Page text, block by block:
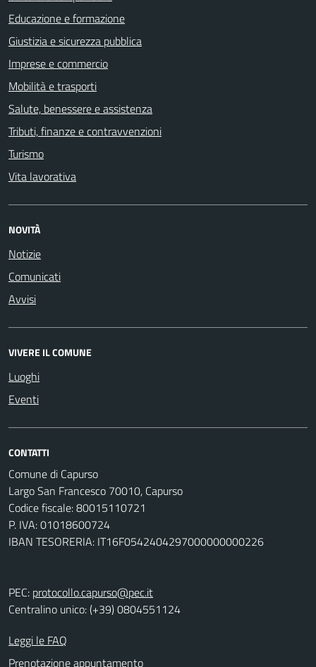
Educazione e formazione
Giustizia e sicurezza pubblica
Imprese e commercio
Mobilità e trasporti
Salute, benessere e assistenza
Tributi, finanze e contravvenzioni
Turismo
Vita lavorativa
NOVITÀ
Notizie
Comunicati
Avvisi
VIVERE IL COMUNE
Luoghi
Eventi
CONTATTI
Comune di Capurso
Largo San Francesco 70010, Capurso
Codice fiscale: 80015110721
P. IVA: 01018600724
IBAN TESORERIA: IT16F0542404297000000000226
PEC: protocollo.capurso@pec.it
Centralino unico: (+39) 0804551124
Leggi le FAQ
Prenotazione appuntamento